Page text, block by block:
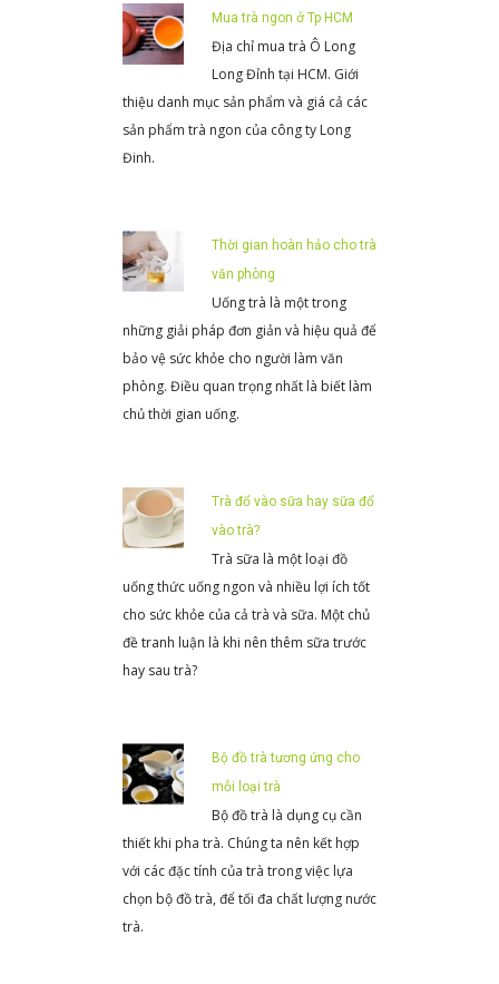
Mua trà ngon ở Tp HCM
Địa chỉ mua trà Ô Long
Long Đỉnh tại HCM. Giới
thiệu danh mục sản phẩm và giá cả các
sản phẩm trà ngon của công ty Long
Đinh.
Thời gian hoàn hảo cho trà
văn phòng
Uống trà là một trong
những giải pháp đơn giản và hiệu quả để
bảo vệ sức khỏe cho người làm văn
phòng. Điều quan trọng nhất là biết làm
chủ thời gian uống.
Trà đổ vào sữa hay sữa đổ
vào trà?
Trà sữa là một loại đồ
uống thức uống ngon và nhiều lợi ích tốt
cho sức khỏe của cả trà và sữa. Một chủ
đề tranh luận là khi nên thêm sữa trước
hay sau trà?
Bộ đồ trà tương ứng cho
mỗi loại trà
Bộ đồ trà là dụng cụ cần
thiết khi pha trà. Chúng ta nên kết hợp
với các đặc tính của trà trong việc lựa
chọn bộ đồ trà, để tối đa chất lượng nước
trà.